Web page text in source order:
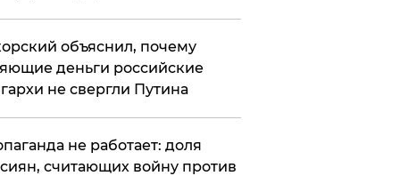
объяснил, почему
деньги российские
не свергли Путина
не работает: доля
считающих войну против